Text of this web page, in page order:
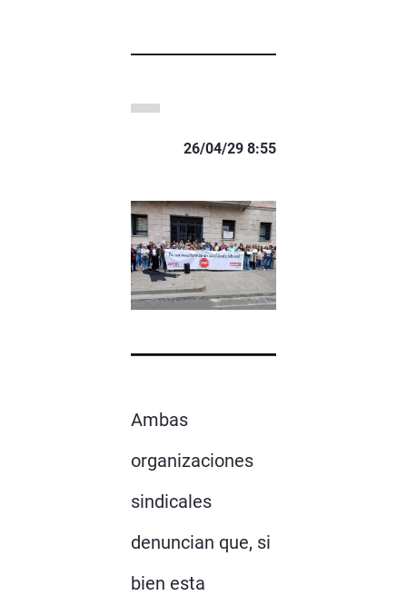
26/04/29 8:55
Ambas
organizaciones
sindicales
denuncian que, si
bien esta